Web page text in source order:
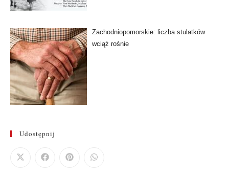
Zachodniopomorskie: liczba stulatków
wciąż rośnie
Udostępnij